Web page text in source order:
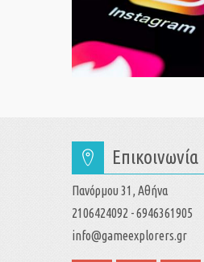
Επικοινωνία
Πανόρμου 31, Αθήνα
2106424092 - 6946361905
info@gameexplorers.gr